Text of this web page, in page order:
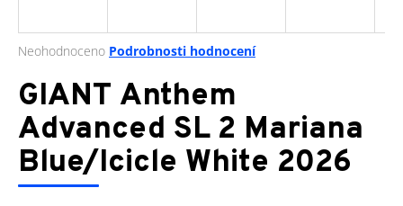
Průměrné
produktu
je
0,0
z
5
hvězdiček.
Neohodnoceno Podrobnosti hodnocení
GIANT Anthem
Advanced SL 2 Mariana
Blue/Icicle White 2026
j
t
?